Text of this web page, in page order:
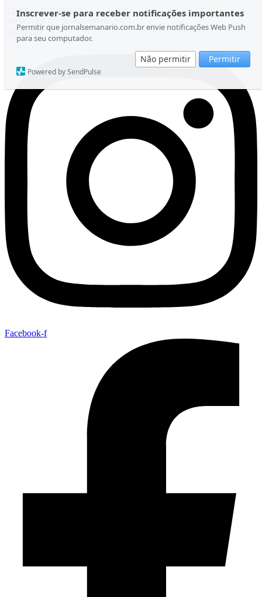
Inscrever-se para receber notificações importantes
Permitir que jornalsemanario.com.br envie notificações Web Push
para seu computador.
Não permitir Permitir
Powered by SendPulse
Ir para o conteúdo
Sexta-feira, 07 de Agosto de 2026
Instagram
Facebook-f